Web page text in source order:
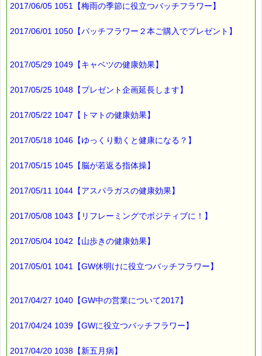
2017/06/05 1051【梅雨の季節に役立つバッチフラワー】
2017/06/01 1050【バッチフラワー２本ご購入でプレゼント】
2017/05/29 1049【キャベツの健康効果】
2017/05/25 1048【プレゼント企画延長します】
2017/05/22 1047【トマトの健康効果】
2017/05/18 1046【ゆっくり動くと健康になる？】
2017/05/15 1045【脳が若返る指体操】
2017/05/11 1044【アスパラガスの健康効果】
2017/05/08 1043【リフレーミングでポジティブに！】
2017/05/04 1042【山歩きの健康効果】
2017/05/01 1041【GW休明けに役立つバッチフラワー】
2017/04/27 1040【GW中の営業について2017】
2017/04/24 1039【GWに役立つバッチフラワー】
2017/04/20 1038【新五月病】